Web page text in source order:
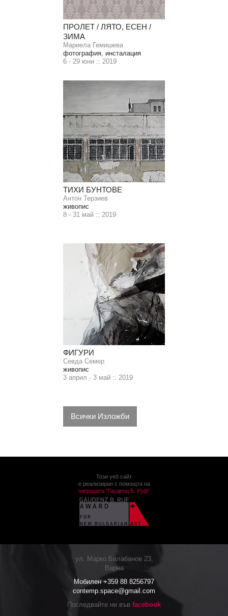
ПРОЛЕТ / ЛЯТО, ЕСЕН /
ЗИМА
Мариела Гемишева
фотография, инсталация
6 - 29 юни :: 2019
ТИХИ БУНТОВЕ
Антон Терзиев
живопис
8 - 31 май :: 2019
ФИГУРИ
Севда Семер
живопис
3 април - 3 май :: 2019
Всички Изложби
Този уеб сайт
е реализиран с помощта на
наградата "Гауденц Б. Руф"
ул. Марко Балабанов 23,
Варна
Мобилен +359 88 8256797
contemp.space@gmail.com
Последвайте ни във facebook